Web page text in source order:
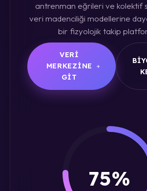
antrenman eğrileri ve kolektif
veri madenciliği modellerine
bir fizyolojik takip
VERI
MERKEZINE
GIT
75%